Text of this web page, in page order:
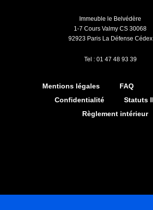
Immeuble le Belvédère
1-7 Cours Valmy CS 30068
92923 Paris La Défense Cédex
Tel : 01 47 48 93 39
Mentions légales FAQ
Confidentialité
Statuts
Règlement intérieur